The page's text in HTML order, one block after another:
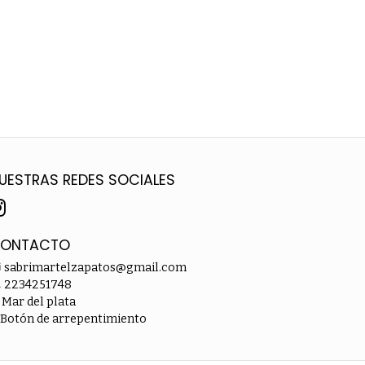
REDES SOCIALES
sabrimartelzapatos@gmail.com
2234251748
Mar del plata
de arrepentimiento